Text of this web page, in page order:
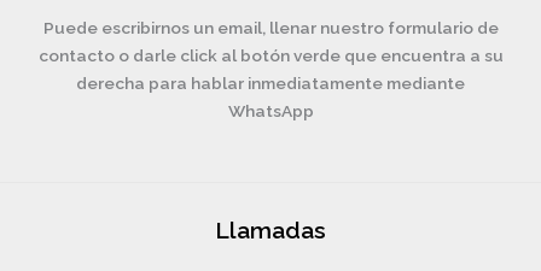
Puede escribirnos un email, llenar nuestro formulario de
contacto o darle click al botón verde que encuentra a su
derecha para hablar inmediatamente mediante
WhatsApp
Llamadas